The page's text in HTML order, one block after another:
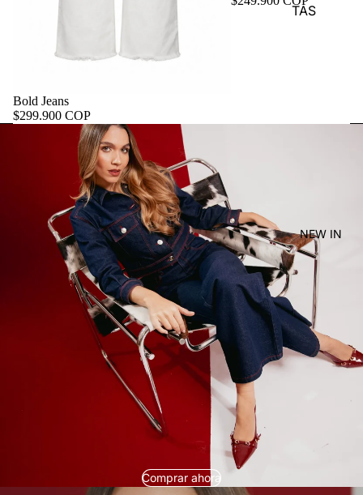
TAS
NEW IN
Bold Jeans
$299.900 COP
Comprar ahora